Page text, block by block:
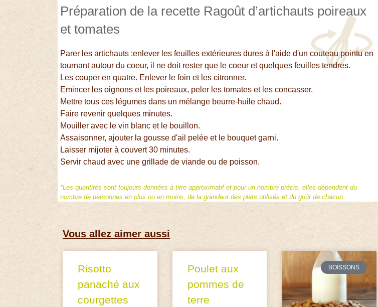
Préparation de la recette Ragoût d’artichauts poireaux
et tomates
Parer les artichauts :enlever les feuilles extérieures dures à l'aide d'un couteau pointu en
tournant autour du coeur, il ne doit rester que le coeur et quelques feuilles tendres.
Les couper en quatre. Enlever le foin et les citronner.
Emincer les oignons et les poireaux, peler les tomates et les concasser.
Mettre tous ces légumes dans un mélange beurre-huile chaud.
Faire revenir quelques minutes.
Mouiller avec le vin blanc et le bouillon.
Assaisonner, ajouter la gousse d'ail pelée et le bouquet garni.
Laisser mijoter à couvert 30 minutes.
Servir chaud avec une grillade de viande ou de poisson.
*Les quantités sont toujours données à titre approximatif et pour un nombre précis, elles dépendent du
nombre de personnes en plus ou en moins, de la grandeur des plats utilisés et du goût de chacun.
Vous allez aimer aussi
Risotto
panaché aux
courgettes
Poulet aux
pommes de
terre
BOISSONS